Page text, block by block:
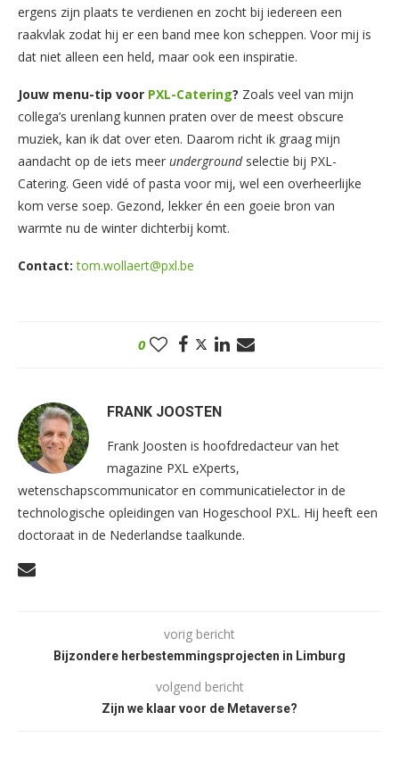
ergens zijn plaats te verdienen en zocht bij iedereen een
raakvlak zodat hij er een band mee kon scheppen. Voor mij is
dat niet alleen een held, maar ook een inspiratie.
Jouw menu-tip voor PXL-Catering? Zoals veel van mijn
collega’s urenlang kunnen praten over de meest obscure
muziek, kan ik dat over eten. Daarom richt ik graag mijn
aandacht op de iets meer undergroundselectie bij PXL-
Catering. Geen vidé of pasta voor mij, wel een overheerlijke
kom verse soep. Gezond, lekker én een goeie bron van
warmte nu de winter dichterbij komt.
Contact:tom.wollaert@pxl.be
0
FRANK JOOSTEN
Frank Joosten is hoofdredacteur van het
magazine PXL eXperts,
wetenschapscommunicator en communicatielector in de
technologische opleidingen van Hogeschool PXL. Hij heeft een
doctoraat in de Nederlandse taalkunde.
vorig bericht
Bijzondere herbestemmingsprojecten in Limburg
volgend bericht
Zijn we klaar voor de Metaverse?